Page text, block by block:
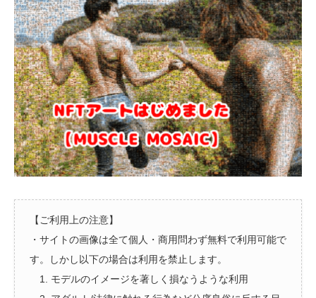
【ご利用上の注意】
・サイトの画像は全て個人・商用問わず無料で利用可能で
す。しかし以下の場合は利用を禁止します。
1. モデルのイメージを著しく損なうような利用